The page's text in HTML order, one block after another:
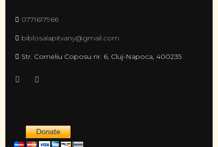
0771617966
biblosalapitvany@gmail.com
Str. Corneliu Coposu nr. 6, Cluj-Napoca, 400235